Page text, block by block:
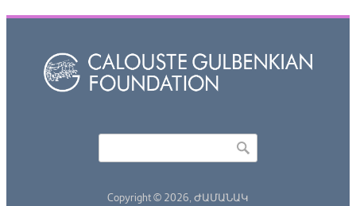
Copyright © 2026, ԺԱՄԱՆԱԿ